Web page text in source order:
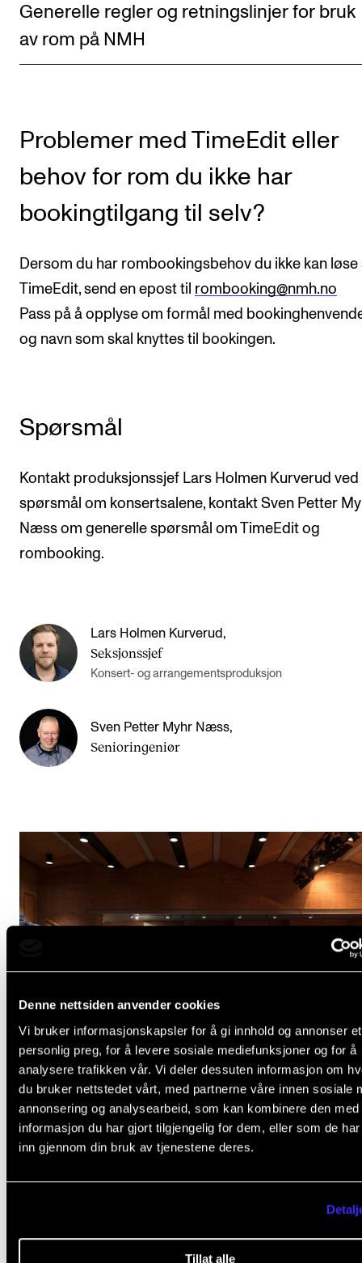
Denne nettsiden anvender cookies
Vi bruker informasjonskapsler for å gi innhold og annonser et
personlig preg, for å levere sosiale mediefunksjoner og for å
analysere trafikken vår. Vi deler dessuten informasjon om
du bruker nettstedet vårt, med partnerne våre innen sosiale
annonsering og analysearbeid, som kan kombinere den med
informasjon du har gjort tilgjengelig for dem, eller som de
inn gjennom din bruk av tjenestene deres.
Tillat alle
Utveksling og reiser
Velferd og helse
Mangfold og likestilling
Arrangementer
Nyheter for studenter
Etter noter nyhetsbrev
KONTAKTER
Kontaktpunkt
Studentutvalet SUT
Generelle regler og retningslinjer for bruk
av rom på NMH
Problemer med TimeEdit eller
behov for rom du ikke har
bookingtilgang til selv?
Dersom du har rombookingsbehov du ikke kan løse
TimeEdit, send en epost til rombooking@nmh.no
Pass på å opplyse om formål med
og navn som skal knyttes til bookingen.
Spørsmål
Kontakt produksjonssjef Lars Holmen Kurverud ved
spørsmål om konsertsalene, kontakt Sven Petter
Næss om generelle spørsmål om TimeEdit og
rombooking.
Lars Holmen Kurverud ,
Seksjonssjef
Konsert- og arrangementsproduksjon
Sven Petter Myhr Næss,
Senioringeniør
Viktig informasjon om bruk av Lindeman-,
Auditoriet